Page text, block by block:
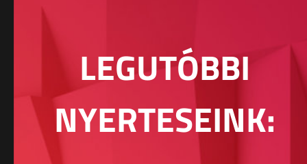
LEGUTÓBBI
NYERTESEINK: